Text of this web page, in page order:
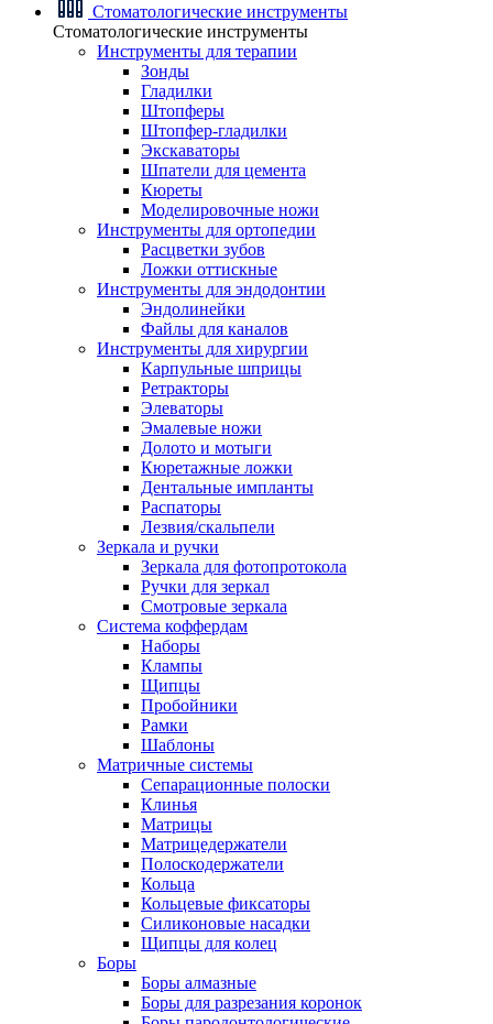
Стоматологические инструменты
Стоматологические инструменты
Инструменты для терапии
Зонды
Гладилки
Штопферы
Штопфер-гладилки
Экскаваторы
Шпатели для цемента
Кюреты
Моделировочные ножи
Инструменты для ортопедии
Расцветки зубов
Ложки оттискные
Инструменты для эндодонтии
Эндолинейки
Файлы для каналов
Инструменты для хирургии
Карпульные шприцы
Ретракторы
Элеваторы
Эмалевые ножи
Долото и мотыги
Кюретажные ложки
Дентальные импланты
Распаторы
Лезвия/скальпели
Зеркала и ручки
Зеркала для фотопротокола
Ручки для зеркал
Смотровые зеркала
Система коффердам
Наборы
Клампы
Щипцы
Пробойники
Рамки
Шаблоны
Матричные системы
Сепарационные полоски
Клинья
Матрицы
Матрицедержатели
Полоскодержатели
Кольца
Кольцевые фиксаторы
Силиконовые насадки
Щипцы для колец
Боры
Боры алмазные
Боры для разрезания коронок